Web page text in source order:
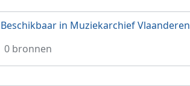
Beschikbaar in Muziekarchief Vlaanderen
0 bronnen